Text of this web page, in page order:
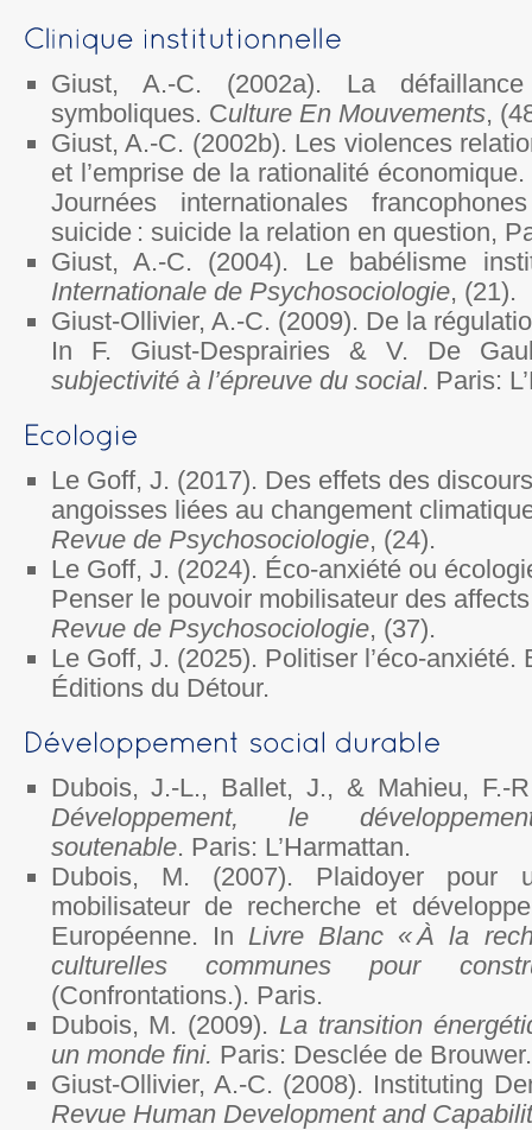
Giust, A.-C. (2002a). La
symboliques. Culture En Mouvements,
Giust, A.-C. (2002b). Les violences
et l’emprise de la rationalité
Journées internationales
suicide : suicide la relation en question,
Giust, A.-C. (2004). Le babélisme
Internationale de Psychosociologie, (21).
Giust-Ollivier, A.-C. (2009). De la
In F. Giust-Desprairies & V. De
subjectivité à l’épreuve du social. Paris:
Le Goff, J. (2017). Des effets des
angoisses liées au changement
Revue de Psychosociologie, (24).
Le Goff, J. (2024). Éco-anxiété ou
Penser le pouvoir mobilisateur des
Revue de Psychosociologie, (37).
Le Goff, J. (2025). Politiser l’éco-anxiété.
Éditions du Détour.
Dubois, J.-L., Ballet, J., & Mahieu, F.-
Développement, le
soutenable. Paris: L’Harmattan.
Dubois, M. (2007). Plaidoyer pour
mobilisateur de recherche et
Européenne. In Livre Blanc « À la
culturelles communes pour
(Confrontations.). Paris.
Dubois, M. (2009). La transition
un monde fini. Paris: Desclée de Brouwer.
Giust-Ollivier, A.-C. (2008). Instituting
Revue Human Development and